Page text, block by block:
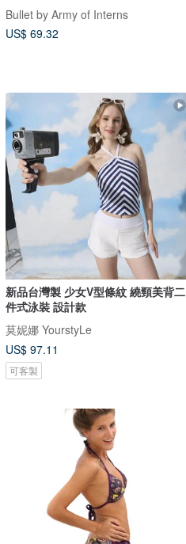
Bullet by Army of Interns
US$ 69.32
新品台灣製 少女V型條紋 繞頸美背二
件式泳裝 設計款
莫妮娜 YourstyLe
US$ 97.11
可客製